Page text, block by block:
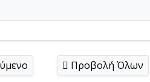
Προβολή Όλων